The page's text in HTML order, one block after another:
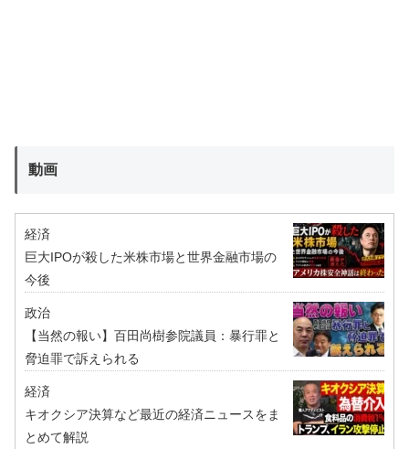
動画
経済
巨大IPOが殺した米株市場と世界金融市場の
今後
政治
【当然の報い】百田尚樹参院議員：暴行罪と
脅迫罪で訴えられる
経済
キオクシア決算など最近の経済ニュースをま
とめて解説